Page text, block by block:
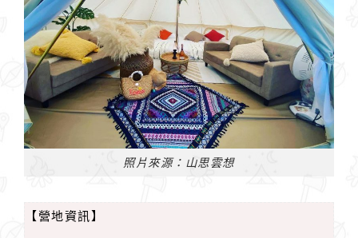
照片來源：山思雲想
【營地資訊】